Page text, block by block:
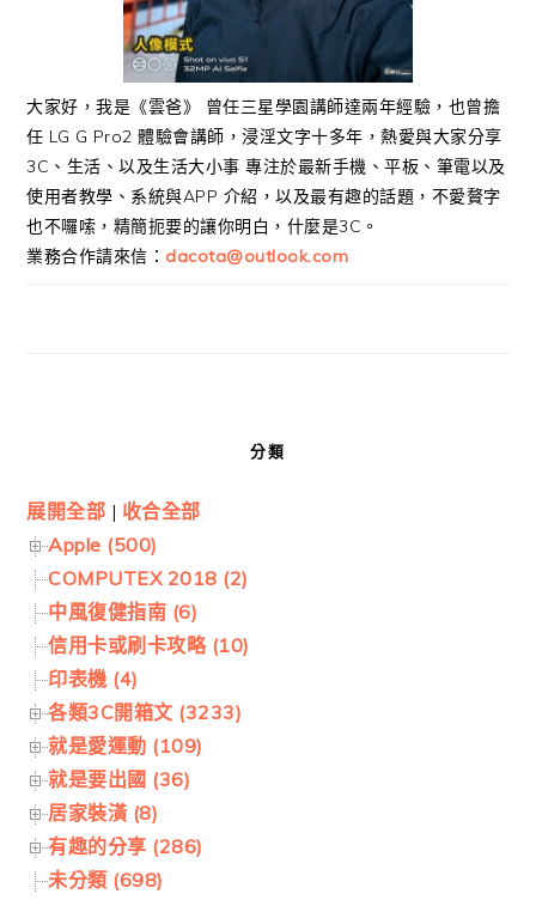
大家好，我是《雲爸》 曾任三星學園講師達兩年經驗，也曾擔
任 LG G Pro2 體驗會講師，浸淫文字十多年，熱愛與大家分享
3C、生活、以及生活大小事 專注於最新手機、平板、筆電以及
使用者教學、系統與APP 介紹，以及最有趣的話題，不愛贅字
也不囉嗦，精簡扼要的讓你明白，什麼是3C。
業務合作請來信： dacota@outlook.com
分類
展開全部 | 收合全部
Apple (500)
COMPUTEX 2018 (2)
中風復健指南 (6)
信用卡或刷卡攻略 (10)
印表機 (4)
各類3C開箱文 (3233)
就是愛運動 (109)
就是要出國 (36)
居家裝潢 (8)
有趣的分享 (286)
未分類 (698)